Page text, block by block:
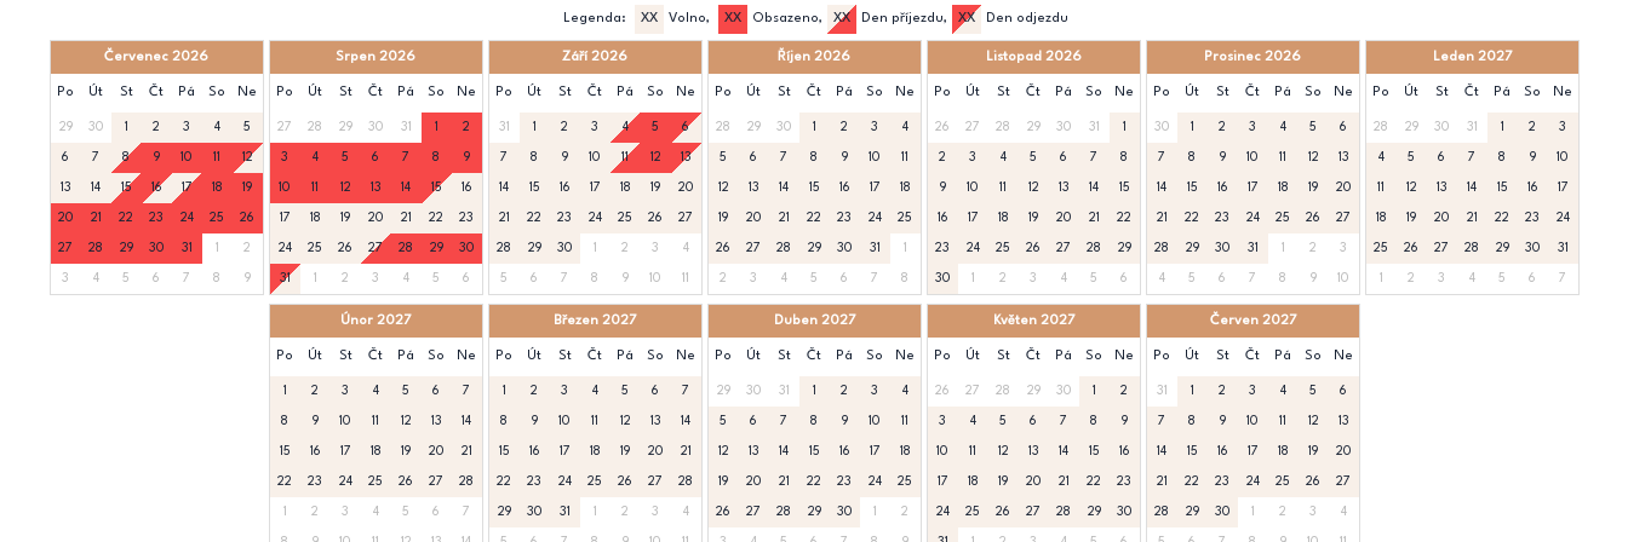
Legenda: XX Volno, XX Obsazeno, XX Den příjezdu, XX Den odjezdu
Červenec 2026
Po Út St Čt Pá So Ne
29 30 1 2 3 4 5
6 7 8 9 10 11 12
13 14 15 16 17 18 19
20 21 22 23 24 25 26
27 28 29 30 31 1 2
3 4 5 6 7 8 9
Srpen 2026
Po Út St Čt Pá So Ne
27 28 29 30 31 1 2
3 4 5 6 7 8 9
10 11 12 13 14 15 16
17 18 19 20 21 22 23
24 25 26 27 28 29 30
31 1 2 3 4 5 6
Září 2026
Po Út St Čt Pá So Ne
31 1 2 3 4 5 6
7 8 9 10 11 12 13
14 15 16 17 18 19 20
21 22 23 24 25 26 27
28 29 30 1 2 3 4
5 6 7 8 9 10 11
Říjen 2026
Po Út St Čt Pá So Ne
28 29 30 1 2 3 4
5 6 7 8 9 10 11
12 13 14 15 16 17 18
19 20 21 22 23 24 25
26 27 28 29 30 31 1
2 3 4 5 6 7 8
Listopad 2026
Po Út St Čt Pá So Ne
26 27 28 29 30 31 1
2 3 4 5 6 7 8
9 10 11 12 13 14 15
16 17 18 19 20 21 22
23 24 25 26 27 28 29
30 1 2 3 4 5 6
Prosinec 2026
Po Út St Čt Pá So Ne
30 1 2 3 4 5 6
7 8 9 10 11 12 13
14 15 16 17 18 19 20
21 22 23 24 25 26 27
28 29 30 31 1 2 3
4 5 6 7 8 9 10
Leden 2027
Po Út St Čt Pá So Ne
28 29 30 31 1 2 3
4 5 6 7 8 9 10
11 12 13 14 15 16 17
18 19 20 21 22 23 24
25 26 27 28 29 30 31
1 2 3 4 5 6 7
Únor 2027
Po Út St Čt Pá So Ne
1 2 3 4 5 6 7
8 9 10 11 12 13 14
15 16 17 18 19 20 21
22 23 24 25 26 27 28
1 2 3 4 5 6 7
Březen 2027
Po Út St Čt Pá So Ne
1 2 3 4 5 6 7
8 9 10 11 12 13 14
15 16 17 18 19 20 21
22 23 24 25 26 27 28
29 30 31 1 2 3 4
Duben 2027
Po Út St Čt Pá So Ne
29 30 31 1 2 3 4
5 6 7 8 9 10 11
12 13 14 15 16 17 18
19 20 21 22 23 24 25
26 27 28 29 30 1 2
Květen 2027
Po Út St Čt Pá So Ne
26 27 28 29 30 1 2
3 4 5 6 7 8 9
10 11 12 13 14 15 16
17 18 19 20 21 22 23
24 25 26 27 28 29 30
Červen 2027
Po Út St Čt Pá So Ne
31 1 2 3 4 5 6
7 8 9 10 11 12 13
14 15 16 17 18 19 20
21 22 23 24 25 26 27
28 29 30 1 2 3 4